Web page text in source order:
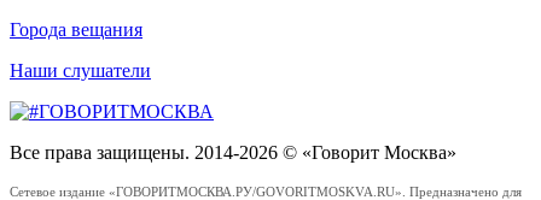
Города вещания
Наши слушатели
Все права защищены. 2014-2026 © «Говорит Москва»
Сетевое издание «ГОВОРИТМОСКВА.РУ/GOVORITMOSKVA.RU». Предназначено для